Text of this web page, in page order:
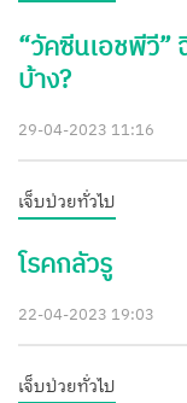
“วัคซีนเอชพีวี”
บ้าง?
29-04-2023 11:16
เจ็บป่วยทั่วไป
โรคกลัวรู
22-04-2023 19:03
เจ็บป่วยทั่วไป